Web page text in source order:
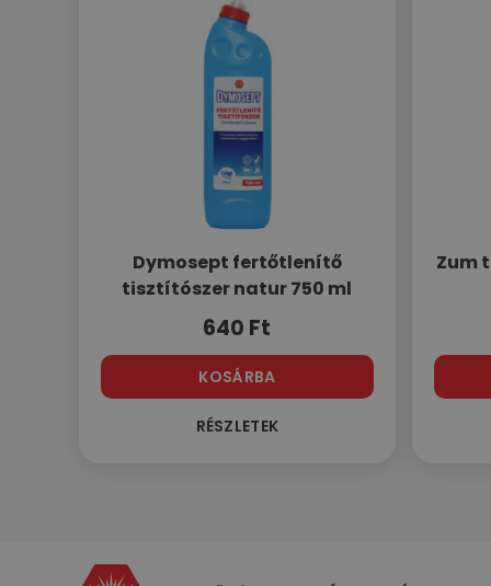
Dymosept fertőtlenítő
tisztítószer natur 750 ml
640 Ft
KOSÁRBA
RÉSZLETEK
Zum